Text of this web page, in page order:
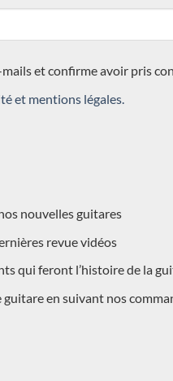
et confirme avoir pris
et mentions légales.
nouvelles guitares
revue vidéos
qui feront l’histoire de la
en suivant nos